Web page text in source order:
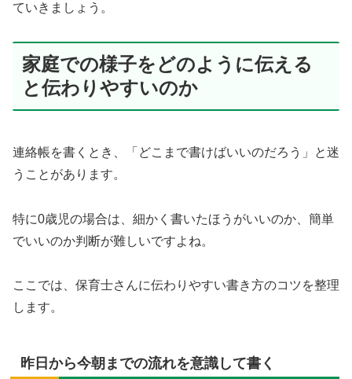
ていきましょう。
家庭での様子をどのように伝える
と伝わりやすいのか
連絡帳を書くとき、「どこまで書けばいいのだろう」と迷
うことがあります。
特に0歳児の場合は、細かく書いたほうがいいのか、簡単
でいいのか判断が難しいですよね。
ここでは、保育士さんに伝わりやすい書き方のコツを整理
します。
昨日から今朝までの流れを意識して書く